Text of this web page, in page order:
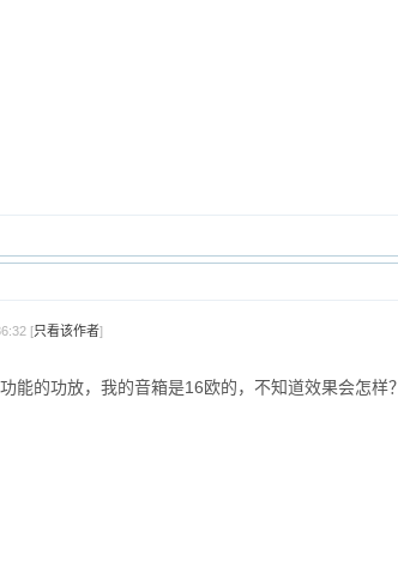
[只看该作者]
能的功放，我的音箱是16欧的，不知道效果会怎样？